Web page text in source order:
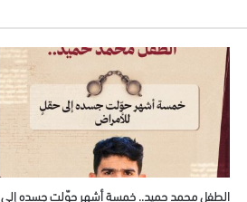
الطفل محمد حميد.. خمسة أشهر حوّلت جسده إلى